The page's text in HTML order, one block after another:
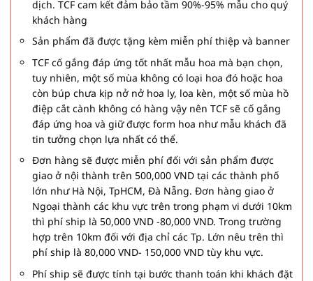
dịch. TCF cam kết đảm bảo tầm 90%-95% mẫu cho quý
khách hàng
Sản phẩm đã được tặng kèm miễn phí thiệp và banner
TCF cố gắng đáp ứng tốt nhất mẫu hoa mà bạn chọn,
tuy nhiên, một số mùa không có loại hoa đó hoặc hoa
còn búp chưa kịp nở nở hoa ly, loa kèn, một số mùa hồ
điệp cắt cành không có hàng vậy nên TCF sẽ cố gắng
đáp ứng hoa và giữ được form hoa như mẫu khách đã
tin tưởng chọn lựa nhất có thể.
Đơn hàng sẽ được miễn phí đối với sản phẩm được
giao ở nội thành trên 500,000 VND tại các thành phố
lớn như Hà Nội, TpHCM, Đà Nẵng. Đơn hàng giao ở
Ngoại thành các khu vực trên trong phạm vi dưới 10km
thì phí ship là 50,000 VND -80,000 VND. Trong trường
hợp trên 10km đối với địa chỉ các Tp. Lớn nêu trên thì
phí ship là 80,000 VND- 150,000 VND tùy khu vực.
Phí ship sẽ được tính tại bước thanh toán khi khách đặt